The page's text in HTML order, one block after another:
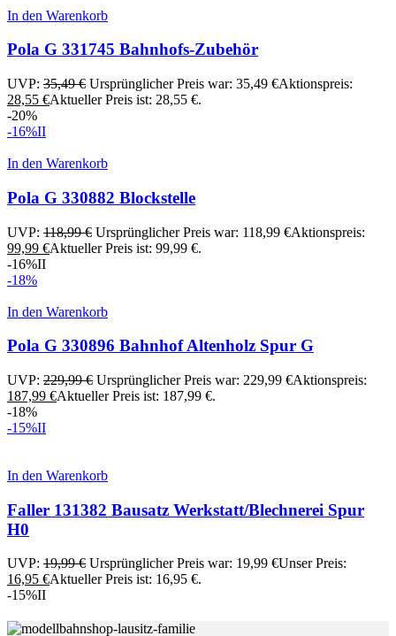
In den Warenkorb
Pola G 331745 Bahnhofs-Zubehör
UVP: 35,49€ Ursprünglicher Preis war: 35,49 €Aktionspreis:
28,55 €Aktueller Preis ist: 28,55 €.
-20%
-16%II
In den Warenkorb
Pola G 330882 Blockstelle
UVP: 118,99€ Ursprünglicher Preis war: 118,99 €Aktionspreis:
99,99 €Aktueller Preis ist: 99,99 €.
-16%II
-18%
In den Warenkorb
Pola G 330896 Bahnhof Altenholz Spur G
UVP: 229,99€ Ursprünglicher Preis war: 229,99 €Aktionspreis:
187,99 €Aktueller Preis ist: 187,99 €.
-18%
-15%II
In den Warenkorb
Faller 131382 Bausatz Werkstatt/Blechnerei Spur
H0
UVP: 19,99€ Ursprünglicher Preis war: 19,99 €Unser Preis:
16,95 €Aktueller Preis ist: 16,95 €.
-15%II